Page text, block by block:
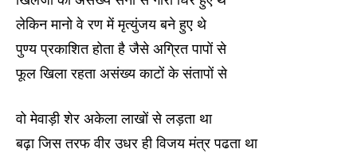
लेकिन मानो वे रण में मृत्युंजय बने हुए थे
पुण्य प्रकाशित होता है जैसे अग्रित पापों से
फूल खिला रहता असंख्य काटों के संतापों से
वो मेवाड़ी शेर अकेला लाखों से लड़ता था
बढ़ा जिस तरफ वीर उधर ही विजय मंत्र पढता था